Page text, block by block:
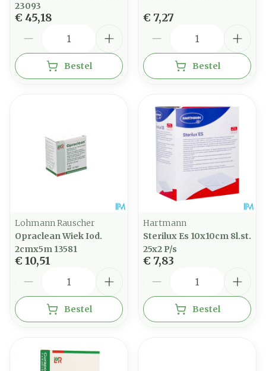
23093
€ 45,18
Bestel
€ 7,27
Bestel
Lohmann Rauscher
Opraclean Wiek Iod.
2cmx5m 13581
€ 10,51
Bestel
Hartmann
Sterilux Es 10x10cm 8l.st.
25x2 P/s
€ 7,83
Bestel